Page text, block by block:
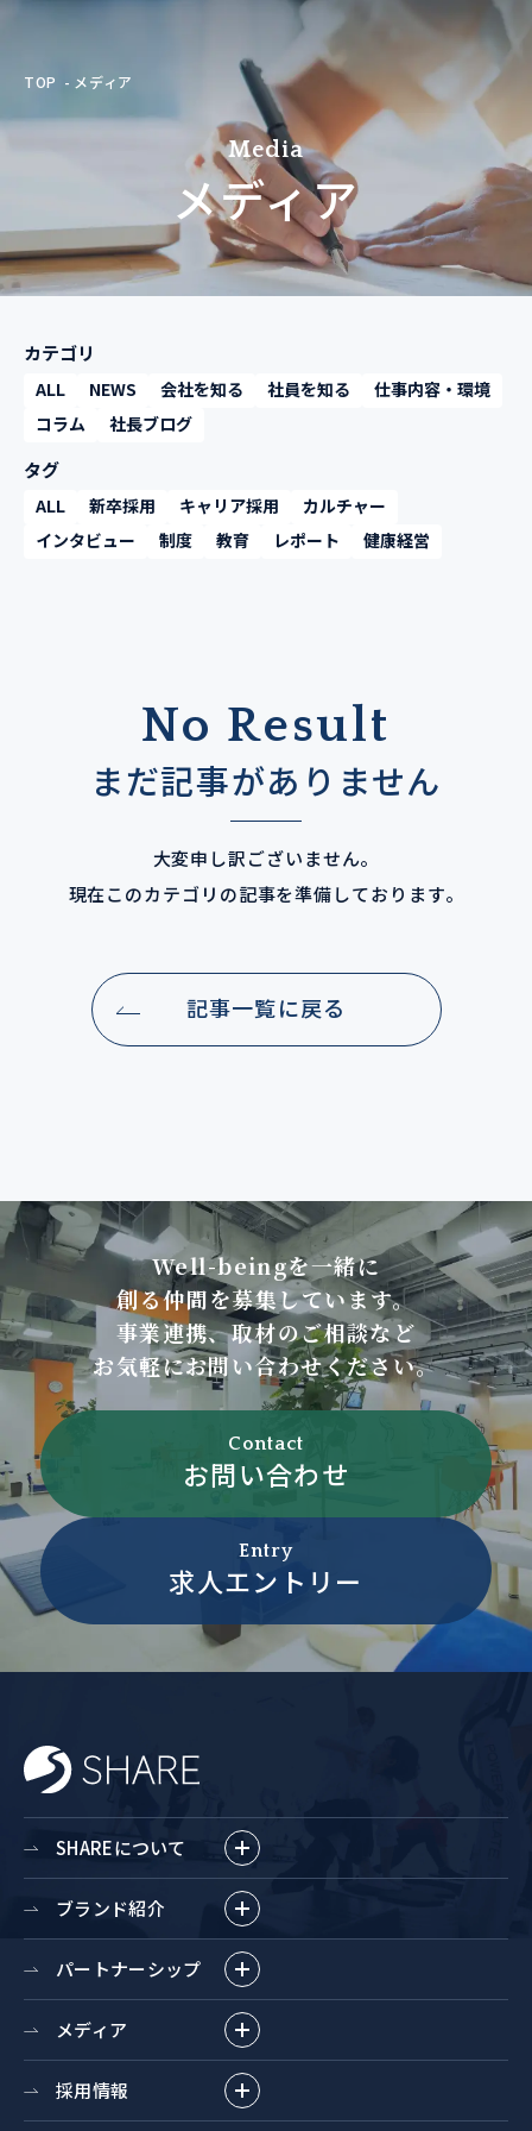
TOP メディア
Media
メディア
カテゴリ
ALL NEWS 会社を知る 社員を知る
仕事内容・環境
コラム
社長ブログ
タグ
ALL 新卒採用 キャリア採用
カルチャー
インタビュー
制度 教育 レポート 健康経営
No Result
まだ記事がありません
大変申し訳ございません。
現在このカテゴリの記事を準備しております。
記事一覧に戻る
Well-beingを一緒に
創る仲間を募集しています。
事業連携、取材のご相談など
お気軽にお問い合わせください。
Contact
お問い合わせ
Entry
求人エントリー
SHAREについて
ブランド紹介
パートナーシップ
メディア
採用情報